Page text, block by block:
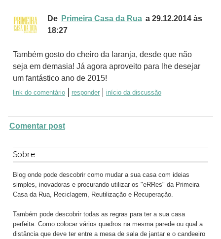
De Primeira Casa da Rua a 29.12.2014 às
18:27
Também gosto do cheiro da laranja, desde que não
seja em demasia! Já agora aproveito para lhe desejar
um fantástico ano de 2015!
link do comentário responder início da discussão
Comentar post
Sobre
Blog onde pode descobrir como mudar a sua casa com ideias
simples, inovadoras e procurando utilizar os "eRRes" da Primeira
Casa da Rua, Reciclagem, Reutilização e Recuperação.
Também pode descobrir todas as regras para ter a sua casa
perfeita: Como colocar vários quadros na mesma parede ou qual a
distância que deve ter entre a mesa de sala de jantar e o candeeiro